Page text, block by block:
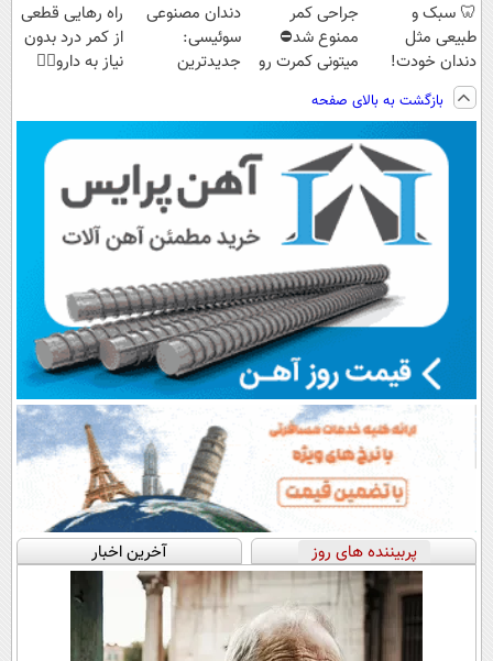
🦷 سبک و
طبیعی مثل
دندان خودت!
نصب آسان و
پرداخت اقساطی
💳 📍 تهران
جراحی کمر
ممنوع شد⛔
میتونی کمرت رو
کنی! 👈🏻
پرسش‌نامه
دندان مصنوعی
سوئیسی:
جدیدترین
پرداخت قسطی
راه رهایی قطعی
از کمر درد بدون
نیاز به دارو👈🏻
بازگشت به بالای صفحه
پربیننده های روز آخرین اخبار